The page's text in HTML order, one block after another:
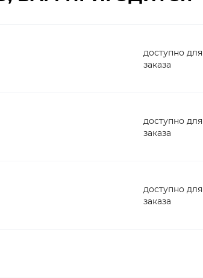
доступно для
заказа
доступно для
заказа
доступно для
заказа